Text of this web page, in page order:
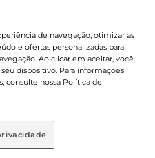
produtos com preços
limitada por
são exclusivos para
o dia de hoje, podendo
Proibida a venda
de 18 anos, conforme
exclusivos para o
alterações sem aviso
compras on-line é de R$
de navegação, otimizar as
e ofertas personalizadas para
Ao clicar em aceitar, você
dispositivo. Para informações
consulte nossa Política de